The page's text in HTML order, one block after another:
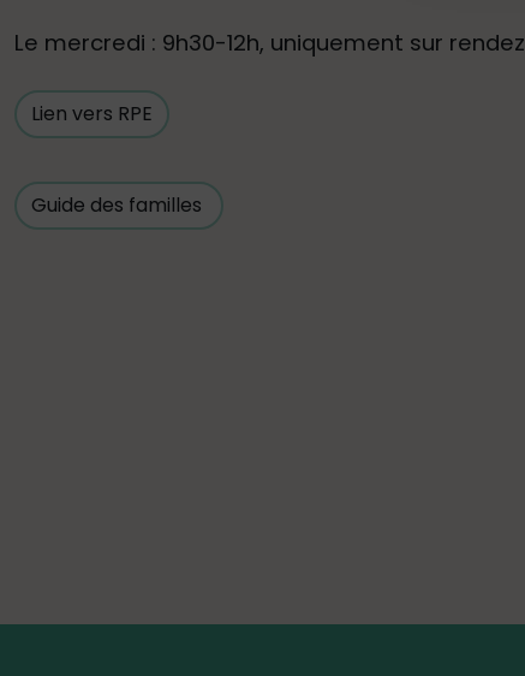
Le mercredi : 9h30-12h, uniquement sur
Lien vers RPE
Guide des familles